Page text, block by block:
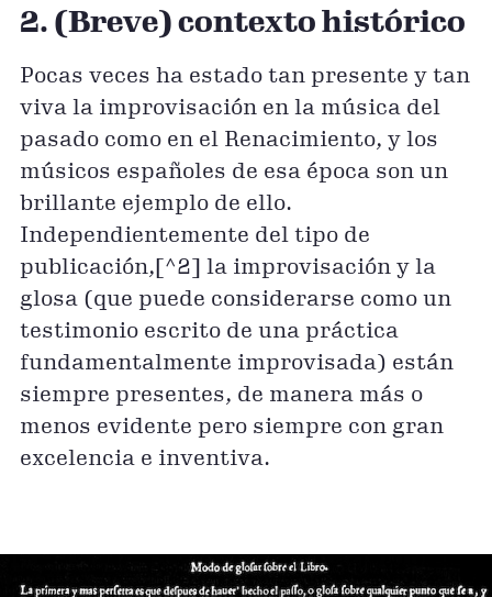
2. (Breve) contexto histórico
Pocas veces ha estado tan presente y tan
viva la improvisación en la música del
pasado como en el Renacimiento, y los
músicos españoles de esa época son un
brillante ejemplo de ello.
Independientemente del tipo de
publicación,[^2] la improvisación y la
glosa (que puede considerarse como un
testimonio escrito de una práctica
fundamentalmente improvisada) están
siempre presentes, de manera más o
menos evidente pero siempre con gran
excelencia e inventiva.